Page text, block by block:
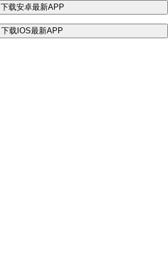
下载安卓最新APP
下载IOS最新APP